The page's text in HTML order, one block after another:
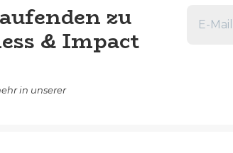
zu
& Impact
in unserer